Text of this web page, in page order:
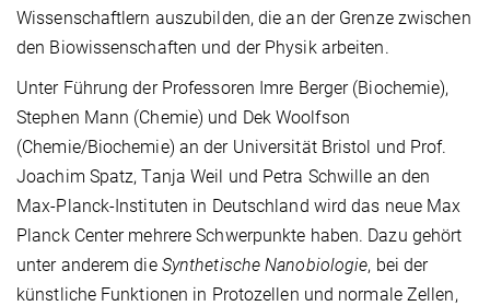
Wissenschaftlern auszubilden, die an der Grenze zwischen
den Biowissenschaften und der Physik arbeiten.
Unter Führung der Professoren Imre Berger (Biochemie),
Stephen Mann (Chemie) und Dek Woolfson
(Chemie/Biochemie) an der Universität Bristol und Prof.
Joachim Spatz, Tanja Weil und Petra Schwille an den
Max-Planck-Instituten in Deutschland wird das neue Max
Planck Center mehrere Schwerpunkte haben. Dazu gehört
unter anderem die Synthetische Nanobiologie, bei der
künstliche Funktionen in Protozellen und normale Zellen,